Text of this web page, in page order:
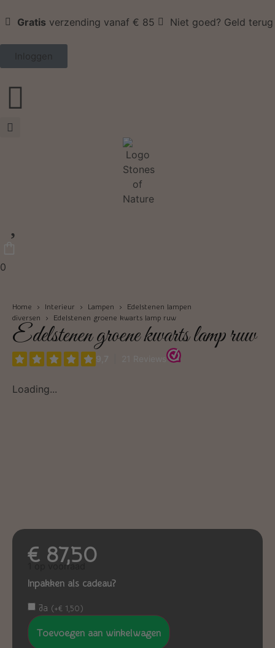
Gratis verzending vanaf € 85 Niet goed? Geld terug
Inloggen
0
Home › Interieur › Lampen › Edelstenen lampen
diversen › Edelstenen groene kwarts lamp ruw
Edelstenen groene kwarts lamp ruw
Loading...
€87,50
1 op voorraad
Inpakken als cadeau?
Ja (+€ 1,50)
Toevoegen aan winkelwagen